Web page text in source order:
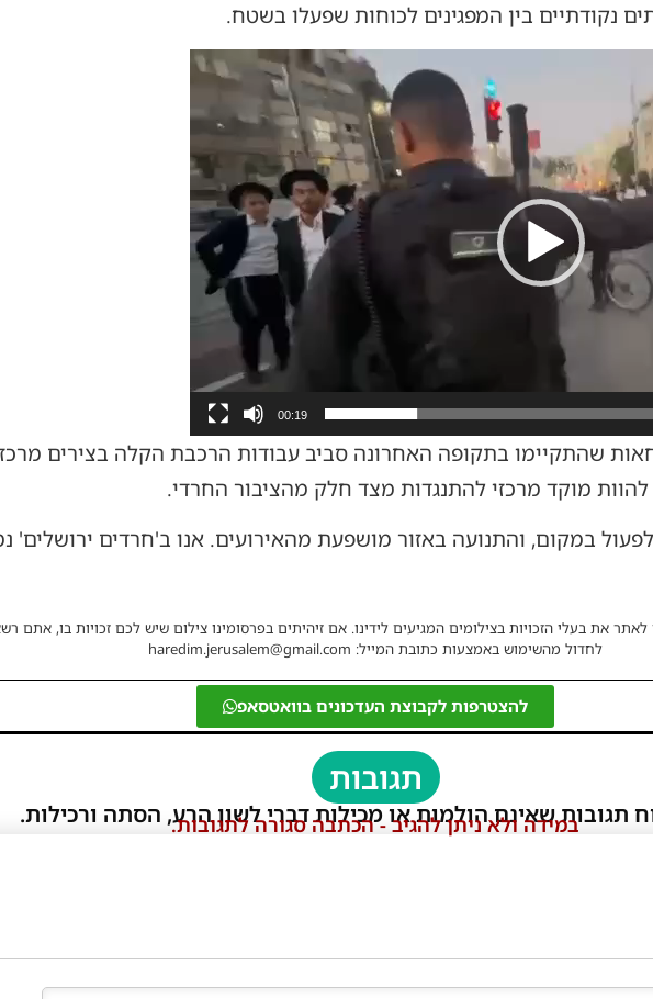
נקודתיים בין המפגינים לכוחות שפעלו בשטח.
00:19
שהתקיימו בתקופה האחרונה סביב עבודות הרכבת הקלה בצירים
מוקד מרכזי להתנגדות מצד חלק מהציבור החרדי.
במקום, והתנועה באזור מושפעת מהאירועים. אנו ב'חרדים ירושלים'
את בעלי הזכויות בצילומים המגיעים לידינו. אם זיהיתים בפרסומינו צילום שיש לכם זכויות בו, אתם
לחדול מהשימוש באמצעות כתובת המייל: haredim.jerusalem@gmail.com
להצטרפות לקבוצת העדכונים בוואטסאפ
תגובות
תגובות שאינם הולמות או מכילות דברי לשון הרע, הסתה ורכילות.
במידה ולא ניתן להגיב - הכתבה סגורה לתגובות.